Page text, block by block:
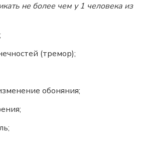
не более чем у 1 человека из
(тремор);
обоняния;